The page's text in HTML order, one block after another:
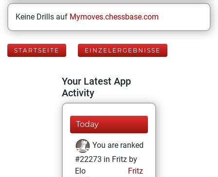
Keine Drills auf Mymoves.chessbase.com
STARTSEITE EINZELERGEBNISSE
Your Latest App
Activity
Today
You are ranked
#22273 in Fritz by
Elo
Fritz